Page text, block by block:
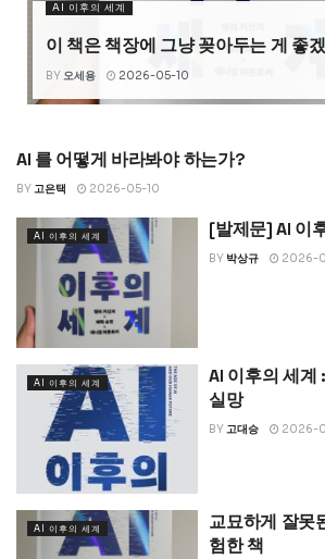
AI 이후의 세계
이 책은 책장에 그냥 꽂아두는 게 좋
BY오세용 2026-05-10
AI 이후의 세계
AI 를 어떻게 바라봐야 하는가?
BY고은택 2026-05-10
AI 이후의 세계 [발제문] AI 이
BY 박상규 2026-
AI 이후의 세계
AI 이후의 세계
실망
BY 고대승 2026-
AI 이후의 세계
교묘하게 잘못
험한 책